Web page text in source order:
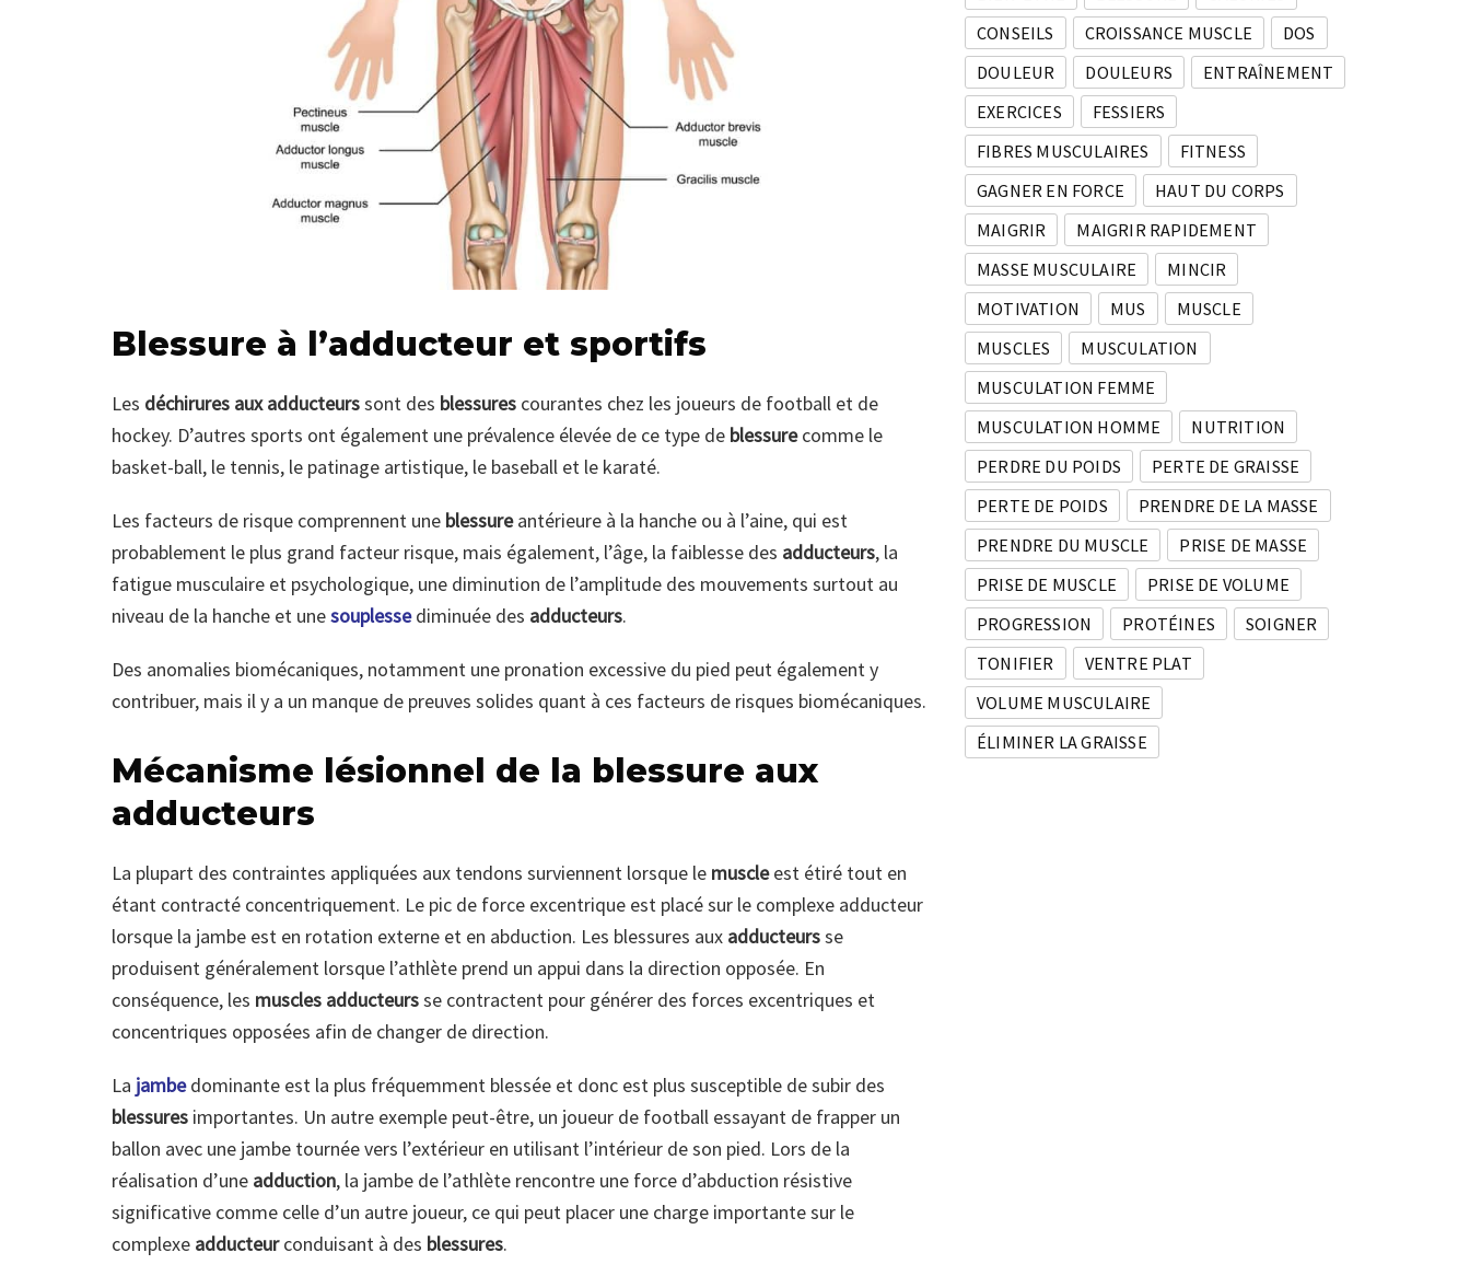
Blessure à l’adducteur et sportifs
Les déchirures aux adducteurssont des blessures courantes chez les joueurs de football et de
hockey. D’autres sports ont également une prévalence élevée de ce type de blessurecomme le
basket-ball, le tennis, le patinage artistique, le baseball et le karaté.
Les facteurs de risque comprennent une blessureantérieure à la hanche ou à l’aine, qui est
probablement le plus grand facteur risque, mais également, l’âge, la faiblesse des adducteurs, la
fatigue musculaire et psychologique, une diminution de l’amplitude des mouvements surtout au
niveau de la hanche et unesouplessediminuée des adducteurs.
Des anomalies biomécaniques, notamment une pronation excessive du pied peut également y
contribuer, mais il y a un manque de preuves solides quant à ces facteurs de risques biomécaniques.
Mécanisme lésionnel de la blessure aux
adducteurs
La plupart des contraintes appliquées aux tendons surviennent lorsque le muscleest étiré tout en
étant contracté concentriquement. Le pic de force excentrique est placé sur le complexe adducteur
lorsque la jambe est en rotation externe et en abduction. Les blessures aux adducteursse
produisent généralement lorsque l’athlète prend un appui dans la direction opposée. En
conséquence, les muscles adducteursse contractent pour générer des forces excentriques et
concentriques opposées afin de changer de direction.
La jambedominante est la plus fréquemment blessée et donc est plus susceptible de subir des
blessures importantes. Un autre exemple peut-être, un joueur de football essayant de frapper un
ballon avec une jambe tournée vers l’extérieur en utilisant l’intérieur de son pied. Lors de la
réalisation d’une adduction, la jambe de l’athlète rencontre une force d’abduction résistive
significative comme celle d’un autre joueur, ce qui peut placer une charge importante sur le
complexe adducteurconduisant à des blessures.
CONSEILS
CROISSANCE MUSCLE
DOS
DOULEUR
DOULEURS
ENTRAÎNEMENT
EXERCICES
FESSIERS
FIBRES MUSCULAIRES
FITNESS
GAGNER EN FORCE
HAUT DU CORPS
MAIGRIR
MAIGRIR RAPIDEMENT
MASSE MUSCULAIRE
MINCIR
MOTIVATION
MUS
MUSCLE
MUSCLES
MUSCULATION
MUSCULATION FEMME
MUSCULATION HOMME
NUTRITION
PERDRE DU POIDS
PERTE DE GRAISSE
PERTE DE POIDS
PRENDRE DE LA MASSE
PRENDRE DU MUSCLE
PRISE DE MASSE
PRISE DE MUSCLE
PRISE DE VOLUME
PROGRESSION
PROTÉINES
SOIGNER
TONIFIER
VENTRE PLAT
VOLUME MUSCULAIRE
ÉLIMINER LA GRAISSE